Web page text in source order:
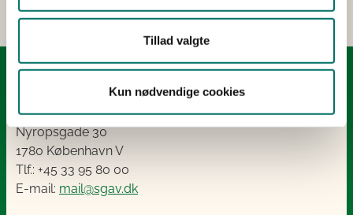
Tillad valgte
Kun nødvendige cookies
Styrelsen for Grøn Arealomlægning og Vandmiljø
Nyropsgade 30
1780 København V
Tlf.: +45 33 95 80 00
E-mail: mail@sgav.dk